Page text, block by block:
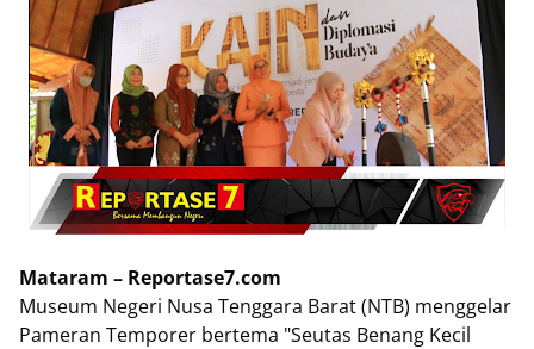
Mataram – Reportase7.com
Museum Negeri Nusa Tenggara Barat (NTB) menggelar
Pameran Temporer bertema "Seutas Benang Kecil